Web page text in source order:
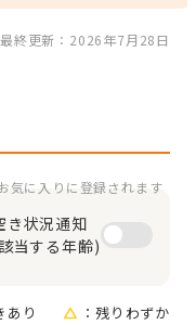
最終更新：2026年7月28日
気に入りに登録されます
き状況通知
当する年齢)
あり
：残りわずか